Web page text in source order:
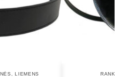
,LIEMENS